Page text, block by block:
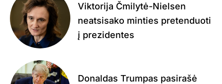
Viktorija Čmilytė-Nielsen
neatsisako minties pretenduoti
į prezidentes
Donaldas Trumpas pasirašė